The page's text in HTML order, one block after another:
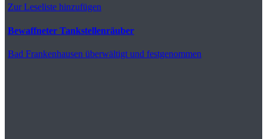
Zur Leseliste hinzufügen
Bewaffneter Tankstellenräuber
Bad Frankenhausen überwältigt und festgenommen